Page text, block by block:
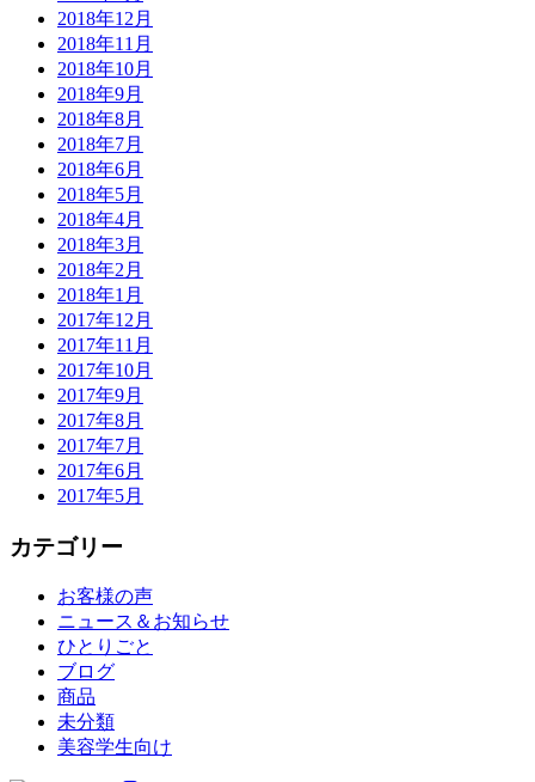
2018年12月
2018年11月
2018年10月
2018年9月
2018年8月
2018年7月
2018年6月
2018年5月
2018年4月
2018年3月
2018年2月
2018年1月
2017年12月
2017年11月
2017年10月
2017年9月
2017年8月
2017年7月
2017年6月
2017年5月
カテゴリー
お客様の声
ニュース＆お知らせ
ひとりごと
ブログ
商品
未分類
美容学生向け